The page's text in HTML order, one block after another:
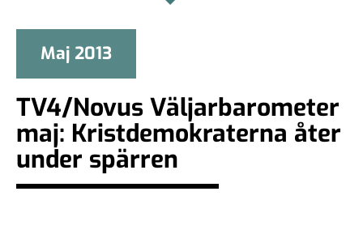
Maj 2013
TV4/Novus Väljarbarometer
maj: Kristdemokraterna åter
under spärren